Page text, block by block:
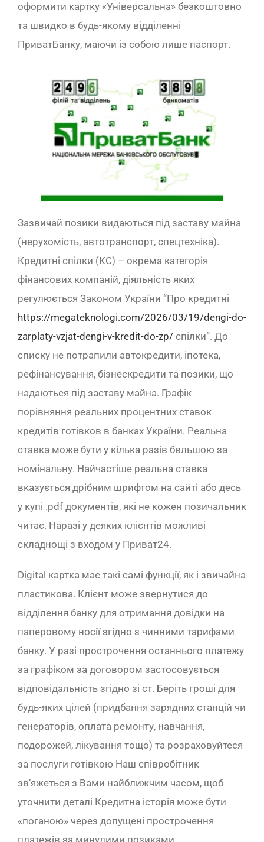
оформити картку «Універсальна» безкоштовно
та швидко в будь-якому відділенні
ПриватБанку, маючи із собою лише паспорт.
Зазвичай позики видаються під заставу майна
(нерухомість, автотранспорт, спецтехніка).
Кредитні спілки (КС) – окрема категорія
фінансових компаній, діяльність яких
регулюється Законом України “Про кредитні
https://megateknologi.com/2026/03/19/dengi-do-
zarplaty-vzjat-dengi-v-kredit-do-zp/ спілки”. До
списку не потрапили автокредити, іпотека,
рефінансування, бізнескредити та позики, що
надаються під заставу майна. Графік
порівняння реальних процентних ставок
кредитів готівков в банках України. Реальна
ставка може бути у кілька разів бвльшою за
номінальну. Найчастіше реальна ставка
вказується дрібним шрифтом на сайті або десь
у купі .pdf документів, які не кожен позичальник
читає. Наразі у деяких клієнтів можливі
складнощі з входом у Приват24.
Digital картка має такі самі функції, як і звичайна
пластикова. Клієнт може звернутися до
відділення банку для отримання довідки на
паперовому носії згідно з чинними тарифами
банку. У разі прострочення останнього платежу
за графіком за договором застосовується
відповідальність згідно зі ст. Беріть гроші для
будь-яких цілей (придбання зарядних станцій чи
генераторів, оплата ремонту, навчання,
подорожей, лікування тощо) та розраховуйтеся
за послуги готівкою Наш співробітник
зв’яжеться з Вами найближчим часом, щоб
уточнити деталі Кредитна історія може бути
«поганою» через допущені прострочення
платежів за минулими позиками.